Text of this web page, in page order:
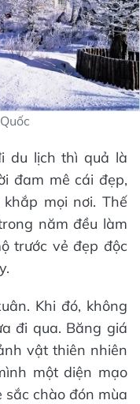
du lịch thì quả là
đam mê cái đẹp,
mọi nơi. Thế
năm đều làm
trước vẻ đẹp độc
Khi đó, không
đi qua. Băng giá
vật thiên nhiên
một diện mạo
sắc chào đón mùa